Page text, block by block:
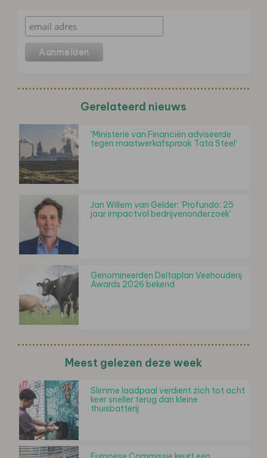
Gerelateerd nieuws
'Ministerie van Financiën adviseerde
tegen maatwerkafspraak Tata Steel'
Jan Willem van Gelder: 'Profundo: 25
jaar impactvol bedrijvenonderzoek'
Genomineerden Deltaplan Veehouderij
Awards 2026 bekend
Meest gelezen deze week
Slimme laadpaal verdient zich tot acht
keer sneller terug dan kleine
thuisbatterij